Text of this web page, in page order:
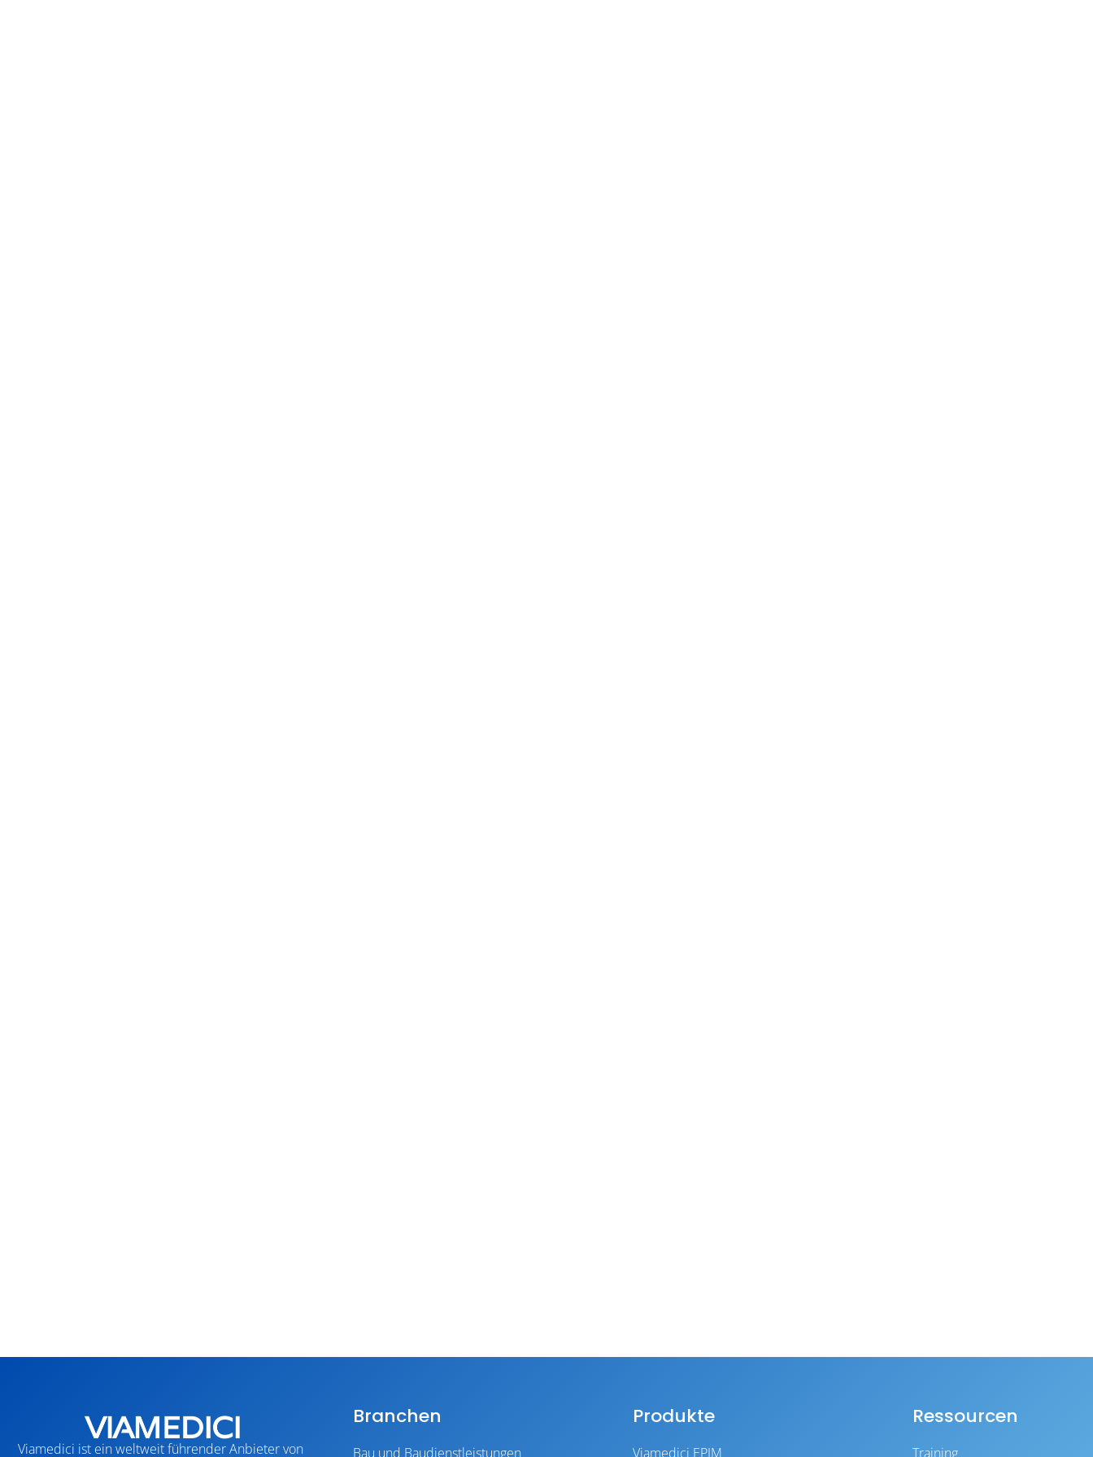
Viamedici ist ein weltweit führender Anbieter von
Branchen
Bau und Baudienstleistungen
Produkte
Viamedici EPIM
Ressourcen
Training